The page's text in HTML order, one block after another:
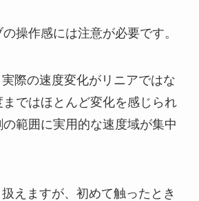
操作感には注意が必要です。
際の速度変化がリニアではな
まではほとんど変化を感じられ
範囲に実用的な速度域が集中
えますが、初めて触ったとき